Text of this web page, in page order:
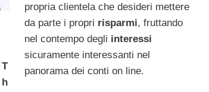
propria clientela che desideri mettere
da parte i propri risparmi, fruttando
nel contempo degli interessi
sicuramente interessanti nel
panorama dei conti on line.
T
h